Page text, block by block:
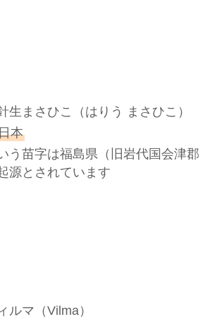
さひこ（はりう まさひこ）
う苗字は福島県（旧岩代国会津郡
源とされています
マ（Vilma）